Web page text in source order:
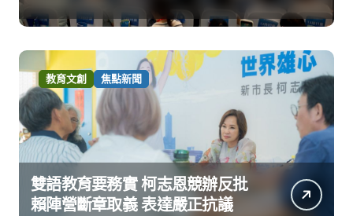
教育文創 焦點新聞
雙語教育要務實 柯志恩競辦反批
賴陣營斷章取義 表達嚴正抗議